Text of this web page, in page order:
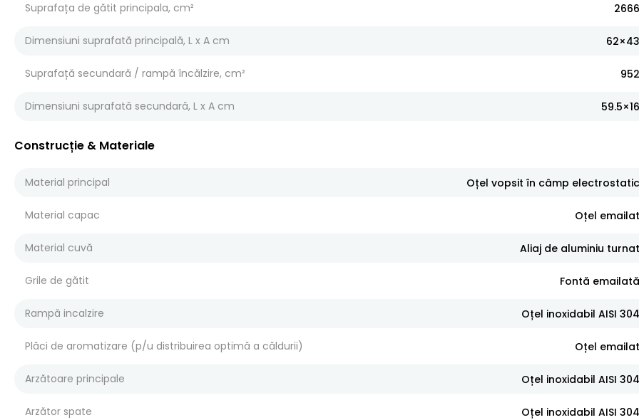
Suprafața de gătit principala, cm² 2666
Dimensiuni suprafată principală, L x A cm 62×43
Suprafață secundară / rampă încălzire, cm² 952
Dimensiuni suprafată secundară, L x A cm 59.5×16
Construcție & Materiale
Material principal Oțel vopsit în câmp electrostatic
Material capac Oțel emailat
Material cuvă Aliaj de aluminiu turnat
Grile de gătit Fontă emailată
Rampă incalzire Oțel inoxidabil AISI 304
Plăci de aromatizare (p/u distribuirea optimă a căldurii) Oțel emailat
Arzătoare principale Oțel inoxidabil AISI 304
Arzător spate Oțel inoxidabil AISI 304